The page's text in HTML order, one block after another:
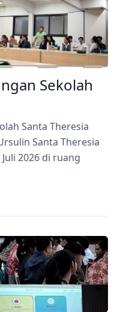
Sekolah
Santa Theresia
Santa Theresia
2026 di ruang